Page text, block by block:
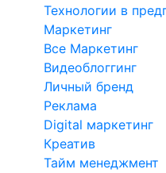
Технологии в
Маркетинг
Все Маркетинг
Видеоблоггинг
Личный бренд
Реклама
Digital маркетинг
Креатив
Тайм менеджмент